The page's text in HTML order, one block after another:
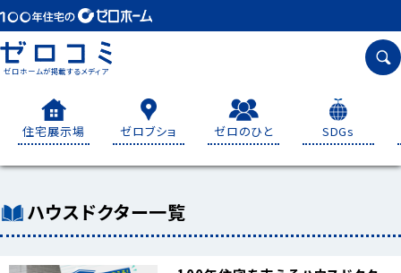
ゼロホームが掲載するメディア
住宅展示場 ゼロブショ ゼロのひと SDGs
ハウスドクター一覧